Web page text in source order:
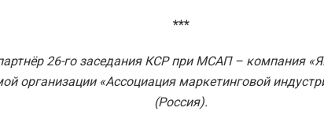
***
26-го заседания КСР при МСАП – компания
организации «Ассоциация маркетинговой
(Россия).